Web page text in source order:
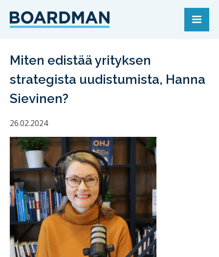
Miten edistää yrityksen
strategista uudistumista, Hanna
Sievinen?
26.02.2024